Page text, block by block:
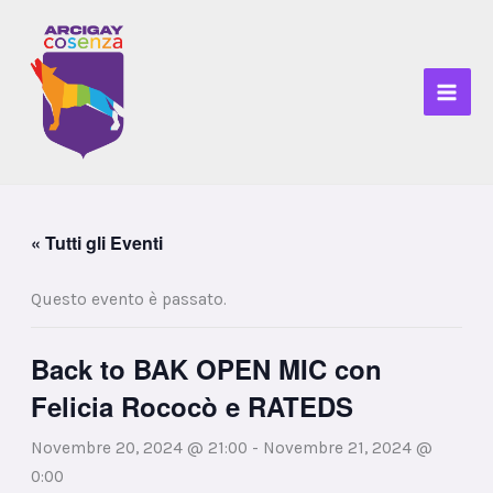
contenuto
« Tutti gli Eventi
Questo evento è passato.
Back to BAK OPEN MIC con
Felicia Rococò e RATEDS
Novembre 20, 2024 @ 21:00 - Novembre 21, 2024 @
0:00